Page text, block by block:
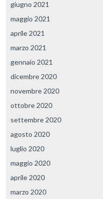
giugno 2021
maggio 2021
aprile 2021
marzo 2021
gennaio 2021
dicembre 2020
novembre 2020
ottobre 2020
settembre 2020
agosto 2020
luglio 2020
maggio 2020
aprile 2020
marzo 2020